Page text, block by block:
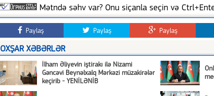
Mətndə səhv var? Onu siçanla seçin və
Paylaş Paylaş Paylaş
OXŞAR XƏBƏRLƏR
İlham Əliyevin iştirakı ilə Nizami
Gəncəvi Beynəlxalq Mərkəzi müzakirələr
keçirib - YENİLƏNİB